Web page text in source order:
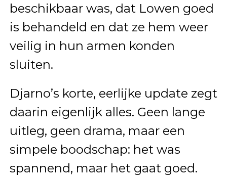
beschikbaar was, dat Lowen goed
is behandeld en dat ze hem weer
veilig in hun armen konden
sluiten.
Djarno’s korte, eerlijke update zegt
daarin eigenlijk alles. Geen lange
uitleg, geen drama, maar een
simpele boodschap: het was
spannend, maar het gaat goed.